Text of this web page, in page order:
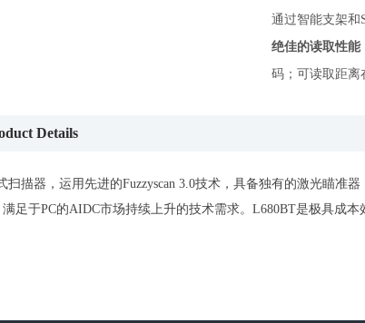
通过智能支架和
绝佳的读取性能
码；可读取距离
Details
扫描器，运用先进的Fuzzyscan 3.0技术，具备独有的激光瞄准
足于PC的AIDC市场持续上升的技术需求。L680BT是极具成